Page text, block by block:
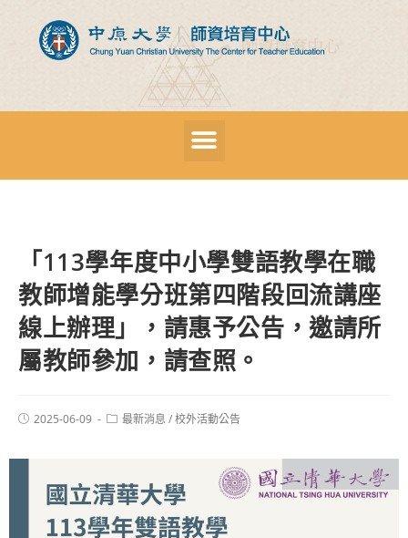
「113學年度中小學雙語教學在職
教師增能學分班第四階段回流講座
線上辦理」，請惠予公告，邀請所
屬教師參加，請查照。
2025-06-09 最新消息 /校外活動公告